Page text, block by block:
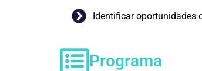
Identificar oportunidades
Programa